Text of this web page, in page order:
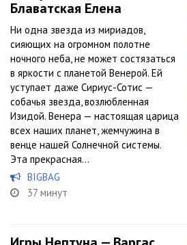
Блаватская Елена
Ни одна звезда из мириадов,
сияющих на огромном полотне
ночного неба, не может состязаться
в яркости с планетой Венерой. Ей
уступает даже Сириус-Сотис —
собачья звезда, возлюбленная
Изидой. Венера — настоящая царица
всех наших планет, жемчужина в
венце нашей Солнечной системы.
Эта прекрасная...
BIGBAG
37 минут